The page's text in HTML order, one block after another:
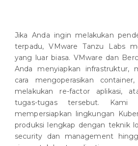
Jika Anda ingin melakukan
terpadu, VMware Tanzu Labs
yang luar biasa. VMware dan
Anda menyiapkan infrastruktur,
cara mengoperasikan
melakukan re-factor aplikasi,
tugas-tugas tersebut. Kami
mempersiapkan lingkungan
produksi lengkap dengan teknik
security dan management